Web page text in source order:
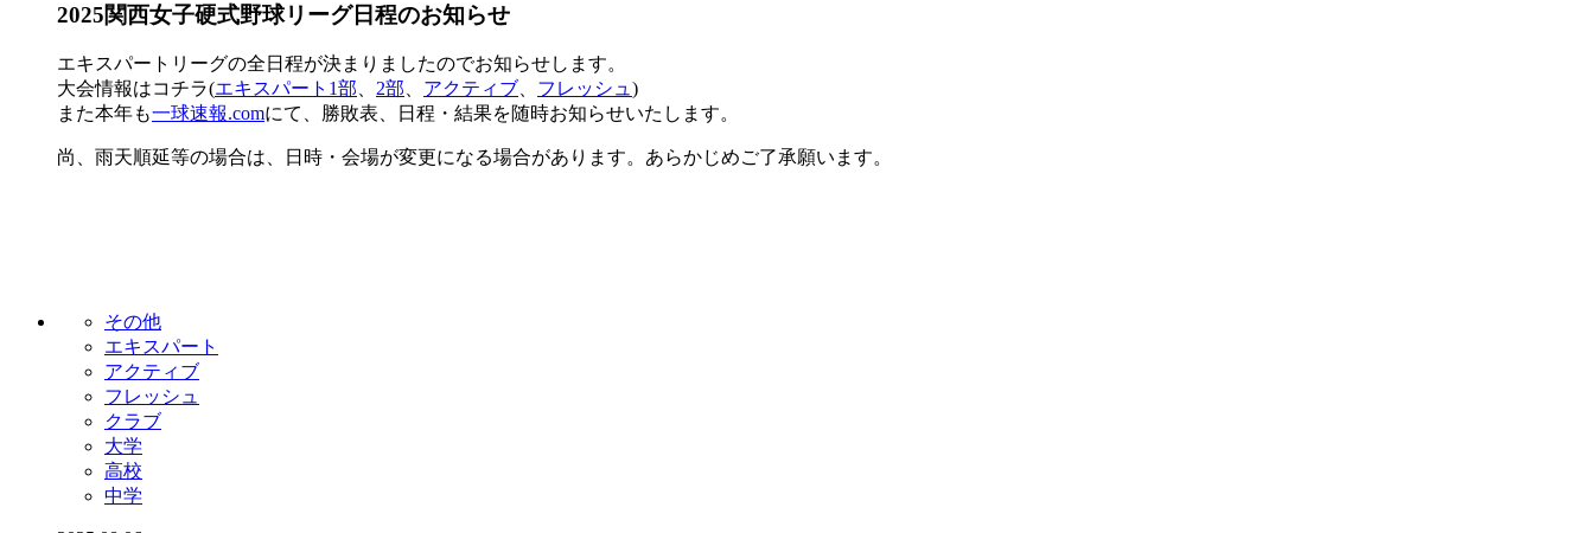
2025関西女子硬式野球リーグ日程のお知らせ
エキスパートリーグの全日程が決まりましたのでお知らせします。
大会情報はコチラ(エキスパート1部、 2部、 アクティブ、 フレッシュ)
また本年も一球速報.comにて、勝敗表、日程・結果を随時お知らせいたします。
尚、雨天順延等の場合は、日時・会場が変更になる場合があります。あらかじめご了承願います。
その他
エキスパート
アクティブ
フレッシュ
クラブ
大学
高校
中学